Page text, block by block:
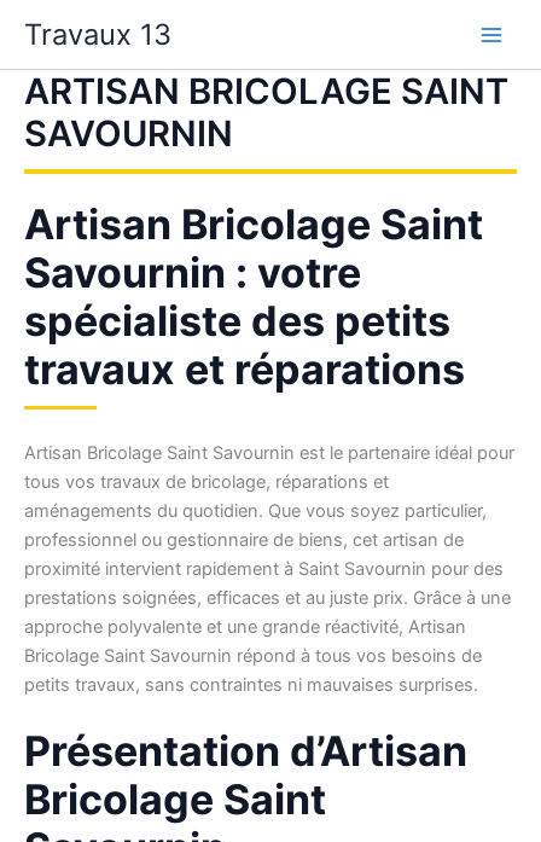
contenu
Travaux 13
ARTISAN BRICOLAGE SAINT
SAVOURNIN
Artisan Bricolage Saint
Savournin : votre
spécialiste des petits
travaux et réparations
Artisan Bricolage Saint Savournin est le partenaire idéal pour
tous vos travaux de bricolage, réparations et
aménagements du quotidien. Que vous soyez particulier,
professionnel ou gestionnaire de biens, cet artisan de
proximité intervient rapidement à Saint Savournin pour des
prestations soignées, efficaces et au juste prix. Grâce à une
approche polyvalente et une grande réactivité, Artisan
Bricolage Saint Savournin répond à tous vos besoins de
petits travaux, sans contraintes ni mauvaises surprises.
Présentation d’Artisan
Bricolage Saint